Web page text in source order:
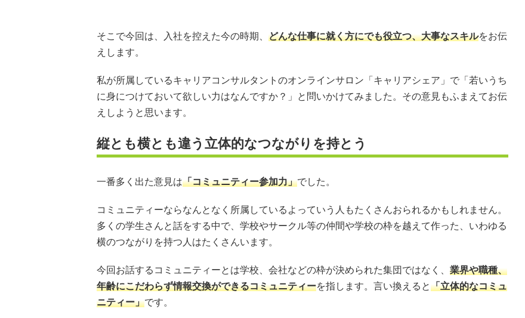
そこで今回は、入社を控えた今の時期、 どんな仕事に就く方にでも役立つ、大事なスキルをお伝
えします。
私が所属しているキャリアコンサルタントのオンラインサロン「キャリアシェア」で「若いうち
に身につけておいて欲しい力はなんですか？」と問いかけてみました。その意見もふまえてお伝
えしようと思います。
縦とも横とも違う立体的なつながりを持とう
一番多く出た意見は「コミュニティー参加力」でした。
コミュニティーならなんとなく所属しているよっていう人もたくさんおられるかもしれません。
多くの学生さんと話をする中で、学校やサークル等の仲間や学校の枠を越えて作った、いわゆる
横のつながりを持つ人はたくさんいます。
今回お話するコミュニティーとは学校、会社などの枠が決められた集団ではなく、 業界や職種、
年齢にこだわらず情報交換ができるコミュニティーを指します。言い換えると「立体的なコミュ
ニティー」です。